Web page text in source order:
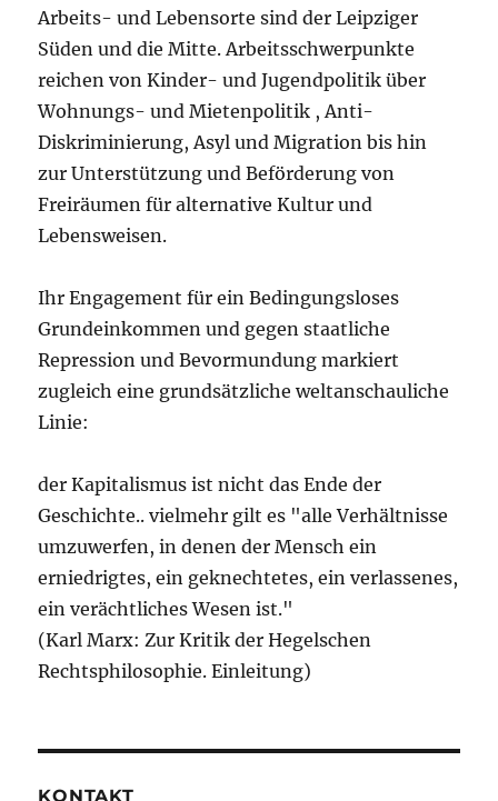
Arbeits- und Lebensorte sind der Leipziger
Süden und die Mitte. Arbeitsschwerpunkte
reichen von Kinder- und Jugendpolitik über
Wohnungs- und Mietenpolitik , Anti-
Diskriminierung, Asyl und Migration bis hin
zur Unterstützung und Beförderung von
Freiräumen für alternative Kultur und
Lebensweisen.
Ihr Engagement für ein Bedingungsloses
Grundeinkommen und gegen staatliche
Repression und Bevormundung markiert
zugleich eine grundsätzliche weltanschauliche
Linie:
der Kapitalismus ist nicht das Ende der
Geschichte.. vielmehr gilt es "alle Verhältnisse
umzuwerfen, in denen der Mensch ein
erniedrigtes, ein geknechtetes, ein verlassenes,
ein verächtliches Wesen ist."
(Karl Marx: Zur Kritik der Hegelschen
Rechtsphilosophie. Einleitung)
KONTAKT